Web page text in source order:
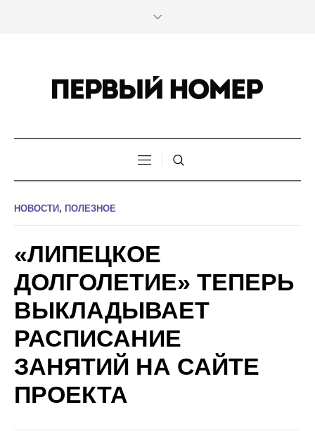
НОВОСТИ , ПОЛЕЗНОЕ
«ЛИПЕЦКОЕ
ДОЛГОЛЕТИЕ» ТЕПЕРЬ
ВЫКЛАДЫВАЕТ
РАСПИСАНИЕ
ЗАНЯТИЙ НА САЙТЕ
ПРОЕКТА